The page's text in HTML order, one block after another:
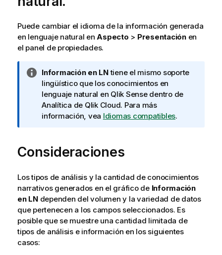
Puede cambiar el idioma de la información generada
en lenguaje natural enAspecto > Presentaciónen
el panel de propiedades.
N
o
t
a
i
o
r
a
t
i
v
a
Información en LNtiene el mismo soporte
lingüístico que los conocimientos en
lenguaje natural en Qlik Sensedentro de
Analítica de Qlik Cloud. Para más
información, vea Idiomas compatibles.
Consideraciones
Los tipos de análisis y la cantidad de conocimientos
narrativos generados en el gráfico de Información
en LNdependen del volumen y la variedad de datos
que pertenecen a los campos seleccionados. Es
posible que se muestre una cantidad limitada de
tipos de análisis e información en los siguientes
casos: